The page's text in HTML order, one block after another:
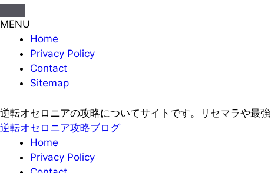
MENU
Home
Privacy Policy
Contact
Sitemap
逆転オセロニアの攻略についてサイトです。リセマラや最
逆転オセロニア攻略ブログ
Home
Privacy Policy